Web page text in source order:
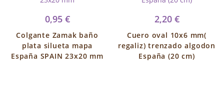
0,95 €
Colgante Zamak baño
plata silueta mapa
España SPAIN 23x20 mm
2,20 €
Cuero oval 10x6 mm(
regaliz) trenzado algodon
España (20 cm)